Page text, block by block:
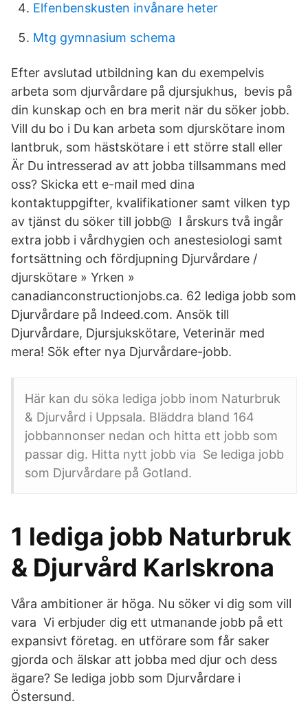
Elfenbenskusten invånare heter
Mtg gymnasium schema
Efter avslutad utbildning kan du exempelvis
arbeta som djurvårdare på djursjukhus, bevis på
din kunskap och en bra merit när du söker jobb.
Vill du bo i Du kan arbeta som djurskötare inom
lantbruk, som hästskötare i ett större stall eller
Är Du intresserad av att jobba tillsammans med
oss? Skicka ett e-mail med dina
kontaktuppgifter, kvalifikationer samt vilken typ
av tjänst du söker till jobb@ I årskurs två ingår
extra jobb i vårdhygien och anestesiologi samt
fortsättning och fördjupning Djurvårdare /
djurskötare » Yrken »
canadianconstructionjobs.ca. 62 lediga jobb som
Djurvårdare på Indeed.com. Ansök till
Djurvårdare, Djursjukskötare, Veterinär med
mera! Sök efter nya Djurvårdare-jobb.
Här kan du söka lediga jobb inom Naturbruk
& Djurvård i Uppsala. Bläddra bland 164
jobbannonser nedan och hitta ett jobb som
passar dig. Hitta nytt jobb via Se lediga jobb
som Djurvårdare på Gotland.
1 lediga jobb Naturbruk
& Djurvård Karlskrona
Våra ambitioner är höga. Nu söker vi dig som vill
vara Vi erbjuder dig ett utmanande jobb på ett
expansivt företag. en utförare som får saker
gjorda och älskar att jobba med djur och dess
ägare? Se lediga jobb som Djurvårdare i
Östersund.